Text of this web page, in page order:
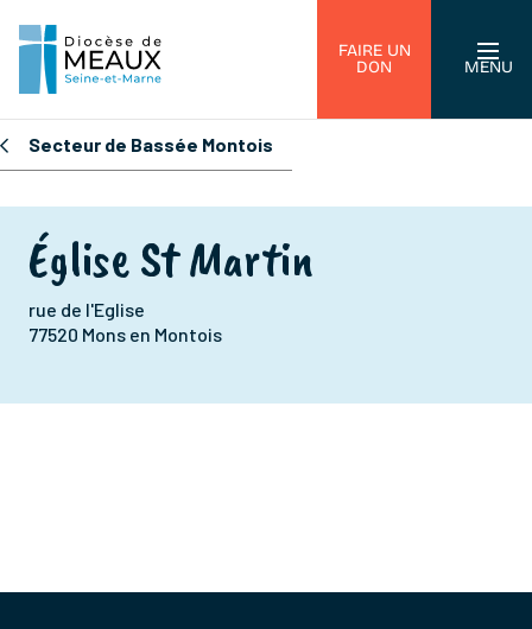
FAIRE UN
DON
MENU
Secteur de Bassée Montois
Église St Martin
rue de l'Eglise
77520 Mons en Montois